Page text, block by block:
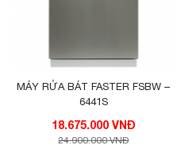
MÁY RỬA BÁT FASTER FSBW –
6441S
18.675.000 VNĐ
24.900.000 VNĐ